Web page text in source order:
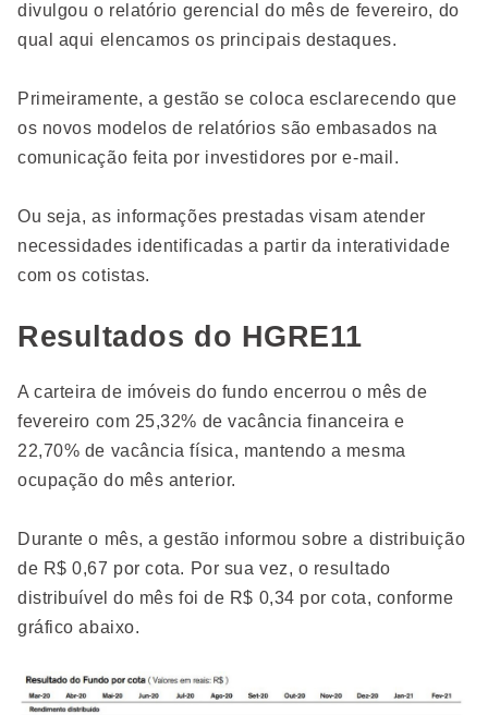
divulgou o relatório gerencial do mês de fevereiro, do
qual aqui elencamos os principais destaques.
Primeiramente, a gestão se coloca esclarecendo que
os novos modelos de relatórios são embasados na
comunicação feita por investidores por e-mail.
Ou seja, as informações prestadas visam atender
necessidades identificadas a partir da interatividade
com os cotistas.
Resultados do HGRE11
A carteira de imóveis do fundo encerrou o mês de
fevereiro com 25,32% de vacância financeira e
22,70% de vacância física, mantendo a mesma
ocupação do mês anterior.
Durante o mês, a gestão informou sobre a distribuição
de R$ 0,67 por cota. Por sua vez, o resultado
distribuível do mês foi de R$ 0,34 por cota, conforme
gráfico abaixo.